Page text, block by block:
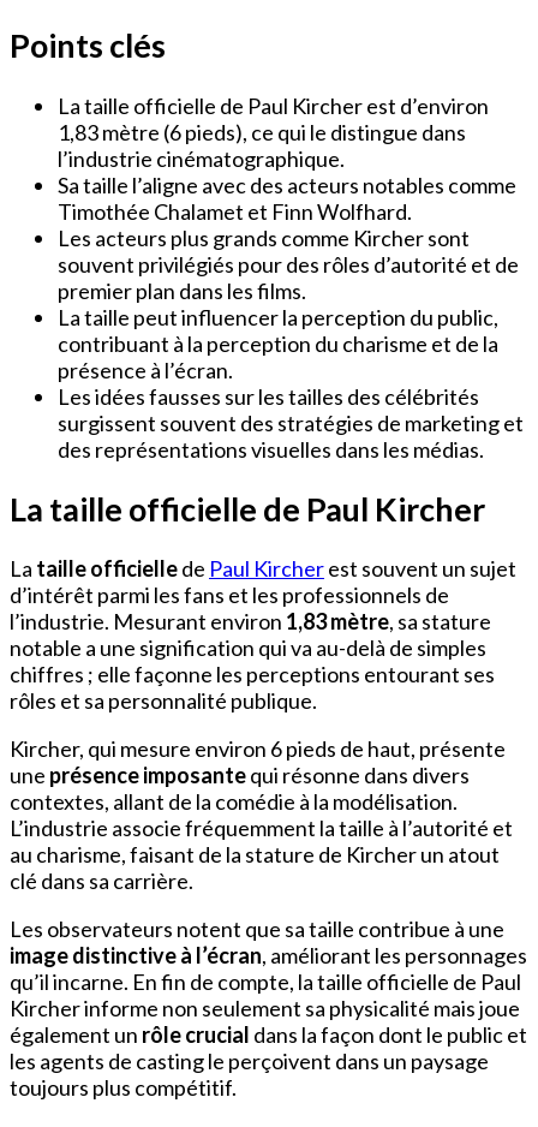
Points clés
La taille officielle de Paul Kircher est d’environ
1,83 mètre (6 pieds), ce qui le distingue dans
l’industrie cinématographique.
Sa taille l’aligne avec des acteurs notables comme
Timothée Chalamet et Finn Wolfhard.
Les acteurs plus grands comme Kircher sont
souvent privilégiés pour des rôles d’autorité et de
premier plan dans les films.
La taille peut influencer la perception du public,
contribuant à la perception du charisme et de la
présence à l’écran.
Les idées fausses sur les tailles des célébrités
surgissent souvent des stratégies de marketing et
des représentations visuelles dans les médias.
La taille officielle de Paul Kircher
La taille officiellede Paul Kircherest souvent un sujet
d’intérêt parmi les fans et les professionnels de
l’industrie. Mesurant environ 1,83 mètre, sa stature
notable a une signification qui va au-delà de simples
chiffres ; elle façonne les perceptions entourant ses
rôles et sa personnalité publique.
Kircher, qui mesure environ 6 pieds de haut, présente
une présence imposantequi résonne dans divers
contextes, allant de la comédie à la modélisation.
L’industrie associe fréquemment la taille à l’autorité et
au charisme, faisant de la stature de Kircher un atout
clé dans sa carrière.
Les observateurs notent que sa taille contribue à une
image distinctive à l’écran, améliorant les personnages
qu’il incarne. En fin de compte, la taille officielle de Paul
Kircher informe non seulement sa physicalité mais joue
également un rôle crucial dans la façon dont le public et
les agents de casting le perçoivent dans un paysage
toujours plus compétitif.